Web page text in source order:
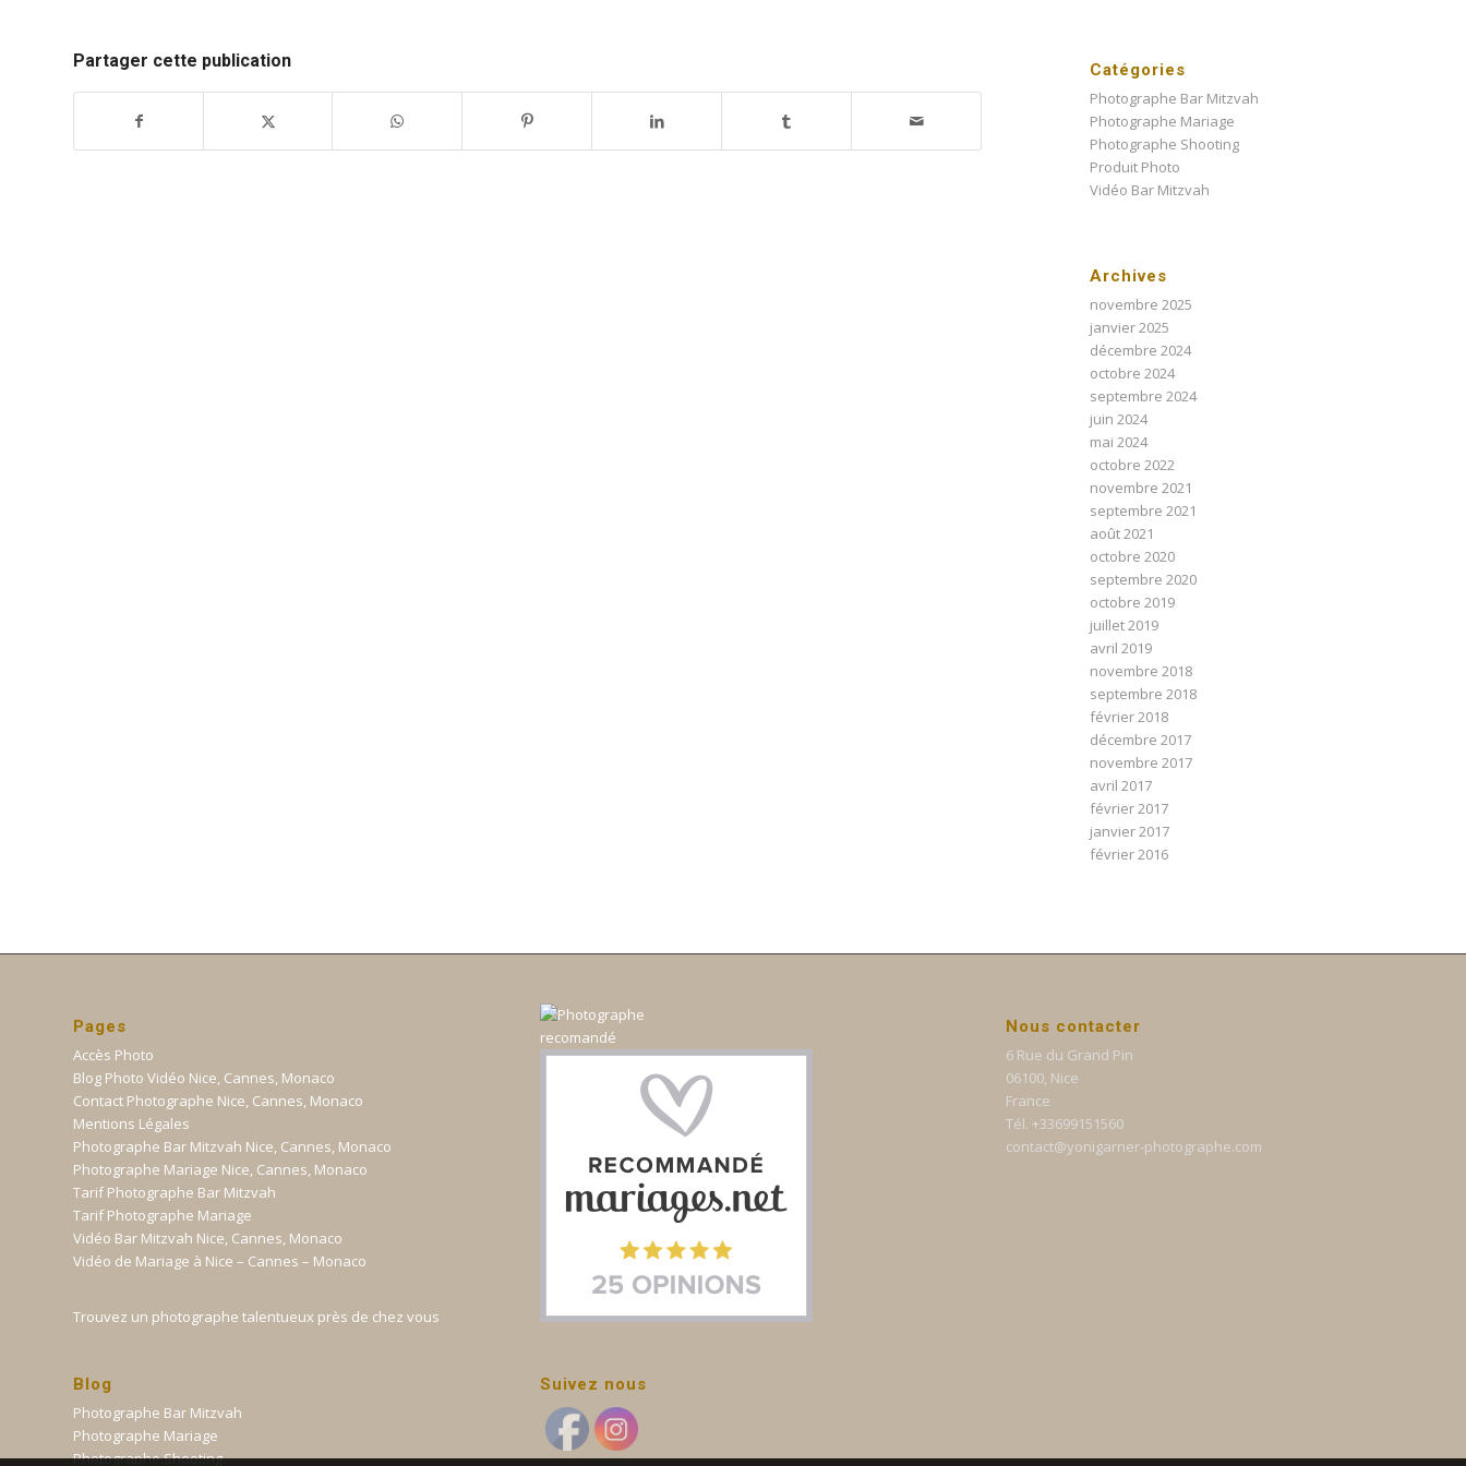
Partager cette publication
Catégories
Photographe Bar Mitzvah
Photographe Mariage
Photographe Shooting
Produit Photo
Vidéo Bar Mitzvah
Archives
novembre 2025
janvier 2025
décembre 2024
octobre 2024
septembre 2024
juin 2024
mai 2024
octobre 2022
novembre 2021
septembre 2021
août 2021
octobre 2020
septembre 2020
octobre 2019
juillet 2019
avril 2019
novembre 2018
septembre 2018
février 2018
décembre 2017
novembre 2017
avril 2017
février 2017
janvier 2017
février 2016
Pages
Accès Photo
Blog Photo Vidéo Nice, Cannes, Monaco
Contact Photographe Nice, Cannes, Monaco
Mentions Légales
Photographe Bar Mitzvah Nice, Cannes, Monaco
Photographe Mariage Nice, Cannes, Monaco
Tarif Photographe Bar Mitzvah
Tarif Photographe Mariage
Vidéo Bar Mitzvah Nice, Cannes, Monaco
Vidéo de Mariage à Nice – Cannes – Monaco
Trouvez un photographe talentueux près de chez vous
Blog
Photographe Bar Mitzvah
Photographe Mariage
Photographe Shooting
Suivez nous
Nous contacter
6 Rue du Grand Pin
06100, Nice
France
Tél. +33699151560
contact@yonigarner-photographe.com